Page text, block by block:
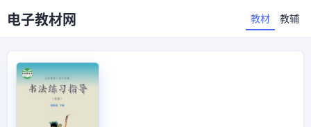
电子教材网 教材 教辅